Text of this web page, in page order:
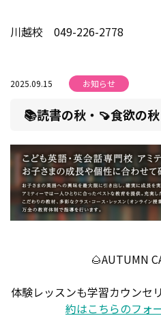
川越校 049-226-2778
2025.09.15 お知らせ
📚読書の秋・🍠食欲の
🌰AUTUMN
体験レッスンも学習カウンセ
約はこちらのフォ